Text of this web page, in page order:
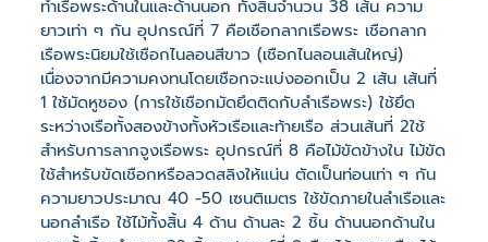
ทำเรือพระด้านในและด้านนอก ทั้งสิ้นจำนวน 38 เส้น ความ
ยาวเท่า ๆ กัน อุปกรณ์ที่ 7 คือเชือกลากเรือพระ เชือกลาก
เรือพระนิยมใช้เชือกไนลอนสีขาว (เชือกไนลอนเส้นใหญ่)
เนื่องจากมีความคงทนโดยเชือกจะแบ่งออกเป็น 2 เส้น เส้นที่
1 ใช้มัดหูชอง (การใช้เชือกมัดยึดติดกับลำเรือพระ) ใช้ยึด
ระหว่างเรือทั้งสองข้างทั้งหัวเรือและท้ายเรือ ส่วนเส้นที่ 2ใช้
สำหรับการลากจูงเรือพระ อุปกรณ์ที่ 8 คือไม้ขัดข้างใน ไม้ขัด
ใช้สำหรับขัดเชือกหรือลวดสลิงให้แน่น ตัดเป็นท่อนเท่า ๆ กัน
ความยาวประมาณ 40 -50 เซนติเมตร ใช้ขัดภายในลำเรือและ
นอกลำเรือ ใช้ไม้ทั้งสิ้น 4 ด้าน ด้านละ 2 ชิ้น ด้านนอกด้านใน